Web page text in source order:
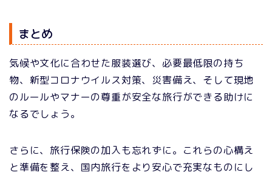
まとめ
気候や文化に合わせた服装選び、必要最低限の持ち
物、新型コロナウイルス対策、災害備え、そして現地
のルールやマナーの尊重が安全な旅行ができる助けに
なるでしょう。
さらに、旅行保険の加入も忘れずに。これらの心構え
と準備を整え、国内旅行をより安心で充実なものにし